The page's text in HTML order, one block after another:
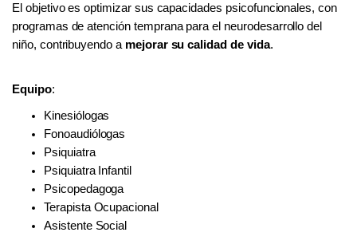
El objetivo es optimizar sus capacidades psicofuncionales, con
programas de atención temprana para el neurodesarrollo del
niño, contribuyendo amejorar su calidad de vida.
Equipo:
Kinesiólogas
Fonoaudiólogas
Psiquiatra
Psiquiatra Infantil
Psicopedagoga
Terapista Ocupacional
Asistente Social